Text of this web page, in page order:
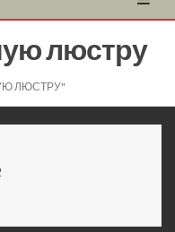
люстру
ЛЮСТРУ"